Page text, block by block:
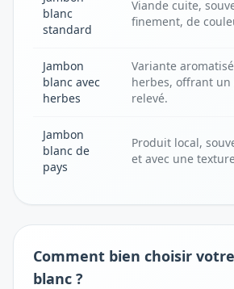
blanc
standard
Viande cuite,
finement, de
Jambon
blanc avec
herbes
Variante
herbes, offrant
relevé.
Jambon
blanc de
pays
Produit local,
et avec une
Comment bien choisir
blanc ?